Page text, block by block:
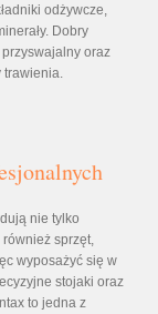
odżywcze,
Dobry
oraz
trawienia.
nie tylko
sprzęt,
wyposażyć się w
stojaki oraz
to jedna z